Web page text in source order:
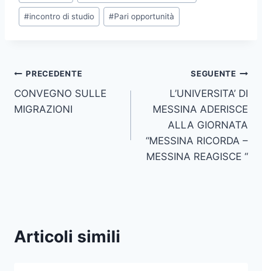
#incontro di studio #Pari opportunità
Navigazione
articoli
PRECEDENTE
CONVEGNO SULLE
MIGRAZIONI
SEGUENTE
L’UNIVERSITA’ DI
MESSINA ADERISCE
ALLA GIORNATA
“MESSINA RICORDA –
MESSINA REAGISCE “
Articoli simili